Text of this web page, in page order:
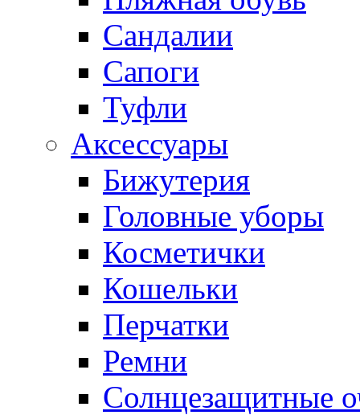
Сандалии
Сапоги
Туфли
Аксессуары
Бижутерия
Головные уборы
Косметички
Кошельки
Перчатки
Ремни
Солнцезащитные